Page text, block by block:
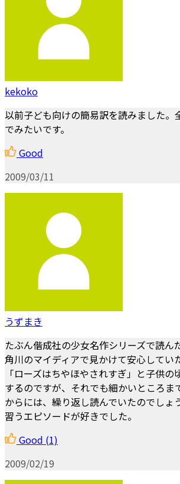
kekoko
以前子ども向けの簡易訳を読みました。
でみたいです。
Good
2009/03/11
うずまき
たぶん偕成社の少女名作シリーズで読ん
角川のマイディアで見かけて安心してい
「ローズはちやほやされすぎ」と子供の
するのですが、それでも細かいところま
からには、繰り返し読んでいたのでしょ
習うエピソードが好きでした。
Good (1)
2009/02/19